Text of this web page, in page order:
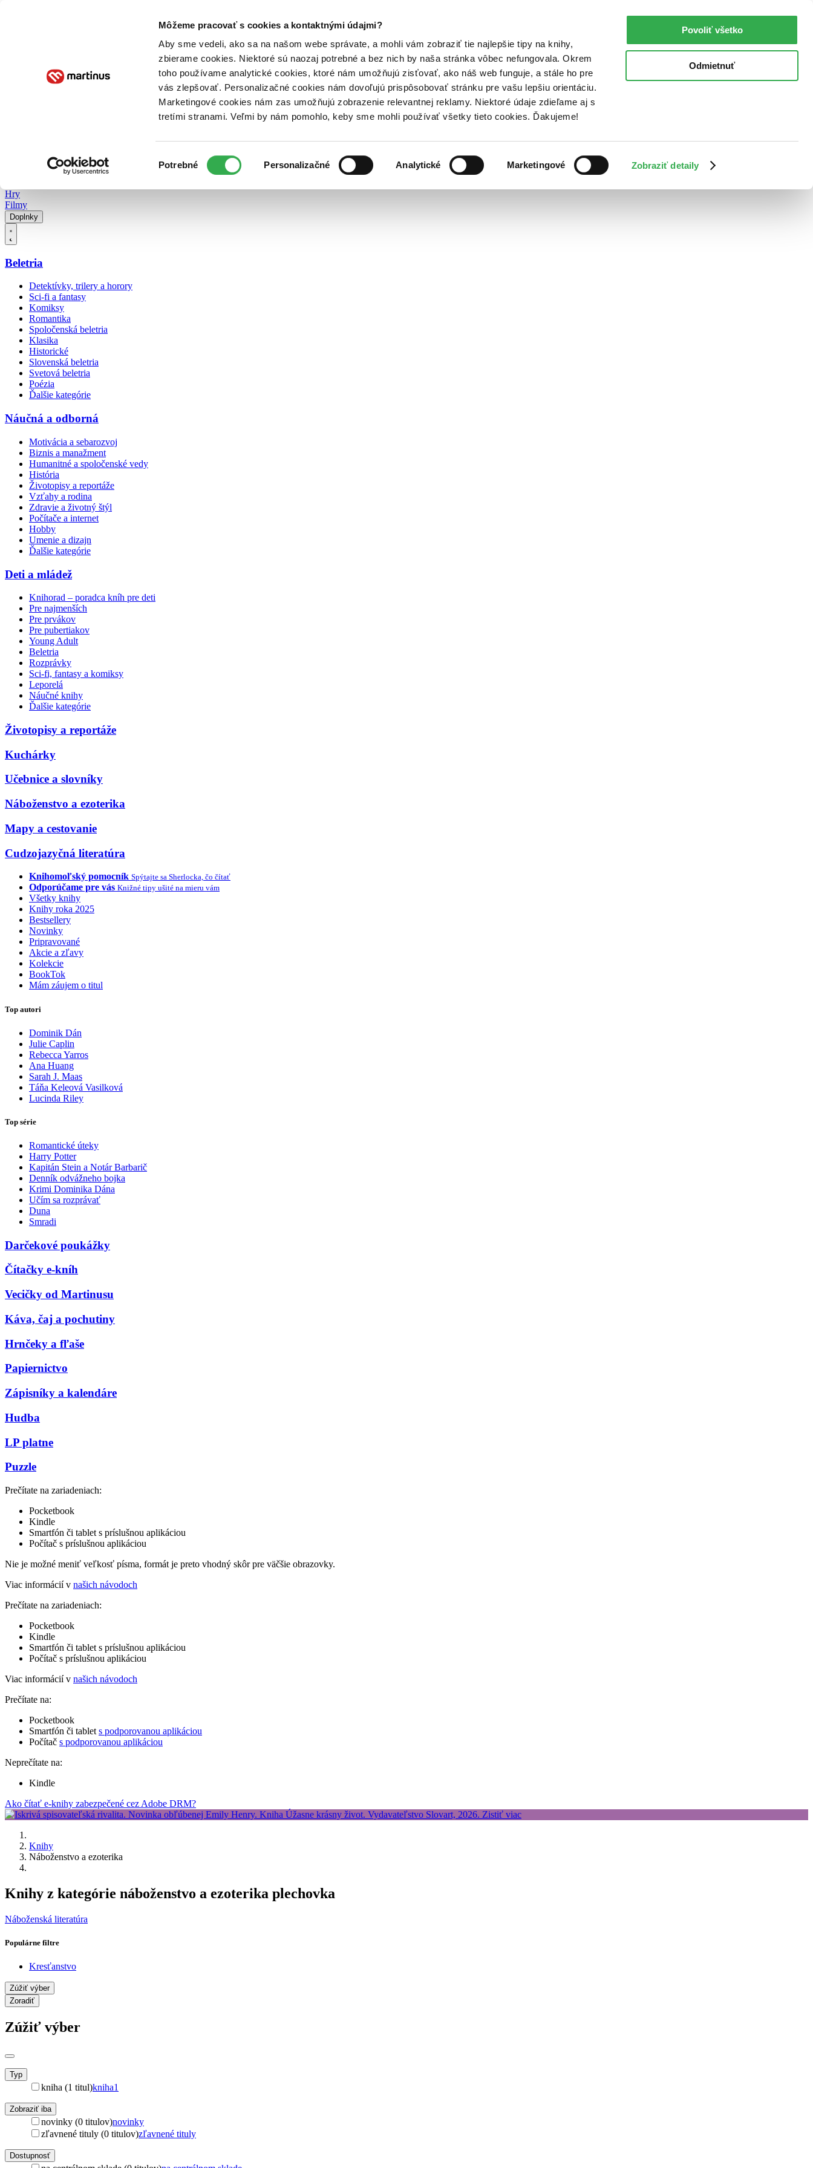
Môžeme pracovať s cookies a kontaktnými údajmi?
Aby sme vedeli, ako sa na našom webe správate, a mohli vám zobraziť tie najlepšie tipy na knihy,
zbierame cookies. Niektoré sú naozaj potrebné a bez nich by naša stránka vôbec nefungovala. Okrem
toho používame analytické cookies, ktoré nám umožňujú zisťovať, ako náš web funguje, a stále ho pre
vás zlepšovať. Personalizačné cookies nám dovoľujú prispôsobovať stránku pre vašu lepšiu orientáciu.
Marketingové cookies nám zas umožňujú zobrazenie relevantnej reklamy. Niektoré údaje zdieľame aj s
tretími stranami. Veľmi by nám pomohlo, keby sme mohli používať všetky tieto cookies. Ďakujeme!
súhlasu
Potrebné Personalizačné Analytické Marketingové Zobraziť detaily
Povoliť všetko
Odmietnuť
Poukážky Kontakt
Hry
Filmy
Doplnky
Beletria
Detektívky, trilery a horory
Sci-fi a fantasy
Komiksy
Romantika
Spoločenská beletria
Klasika
Historické
Slovenská beletria
Svetová beletria
Poézia
Ďalšie kategórie
Náučná a odborná
Motivácia a sebarozvoj
Biznis a manažment
Humanitné a spoločenské vedy
História
Životopisy a reportáže
Vzťahy a rodina
Zdravie a životný štýl
Počítače a internet
Hobby
Umenie a dizajn
Ďalšie kategórie
Deti a mládež
Knihorad – poradca kníh pre deti
Pre najmenších
Pre prvákov
Pre pubertiakov
Young Adult
Beletria
Rozprávky
Sci-fi, fantasy a komiksy
Leporelá
Náučné knihy
Ďalšie kategórie
Životopisy a reportáže
Kuchárky
Učebnice a slovníky
Náboženstvo a ezoterika
Mapy a cestovanie
Cudzojazyčná literatúra
Knihomoľský pomocník Spýtajte sa Sherlocka, čo čítať
Odporúčame pre vás Knižné tipy ušité na mieru vám
Všetky knihy
Knihy roka 2025
Bestsellery
Novinky
Pripravované
Akcie a zľavy
Kolekcie
BookTok
Mám záujem o titul
Top autori
Dominik Dán
Julie Caplin
Rebecca Yarros
Ana Huang
Sarah J. Maas
Táňa Keleová Vasilková
Lucinda Riley
Top série
Romantické úteky
Harry Potter
Kapitán Stein a Notár Barbarič
Denník odvážneho bojka
Krimi Dominika Dána
Učím sa rozprávať
Duna
Smradi
Darčekové poukážky
Čítačky e-kníh
Vecičky od Martinusu
Káva, čaj a pochutiny
Hrnčeky a fľaše
Papiernictvo
Zápisníky a kalendáre
Hudba
LP platne
Puzzle
Prečítate na zariadeniach:
Pocketbook
Kindle
Smartfón či tablet s príslušnou aplikáciou
Počítač s príslušnou aplikáciou
Nie je možné meniť veľkosť písma, formát je preto vhodný skôr pre väčšie obrazovky.
Viac informácií v našich návodoch
Prečítate na zariadeniach:
Pocketbook
Kindle
Smartfón či tablet s príslušnou aplikáciou
Počítač s príslušnou aplikáciou
Viac informácií v našich návodoch
Prečítate na:
Pocketbook
Smartfón či tablet s podporovanou aplikáciou
Počítač s podporovanou aplikáciou
Neprečítate na:
Kindle
Ako čítať e-knihy zabezpečené cez Adobe DRM?
Knihy
Náboženstvo a ezoterika
Knihy z kategórie náboženstvo a ezoterika plechovka
Náboženská literatúra
Populárne filtre
Kresťanstvo
Zúžiť výber
Zoradiť
Zúžiť výber
Typ
kniha (1 titul)kniha1
Zobraziť iba
novinky (0 titulov)novinky
zľavnené tituly (0 titulov)zľavnené tituly
Dostupnosť